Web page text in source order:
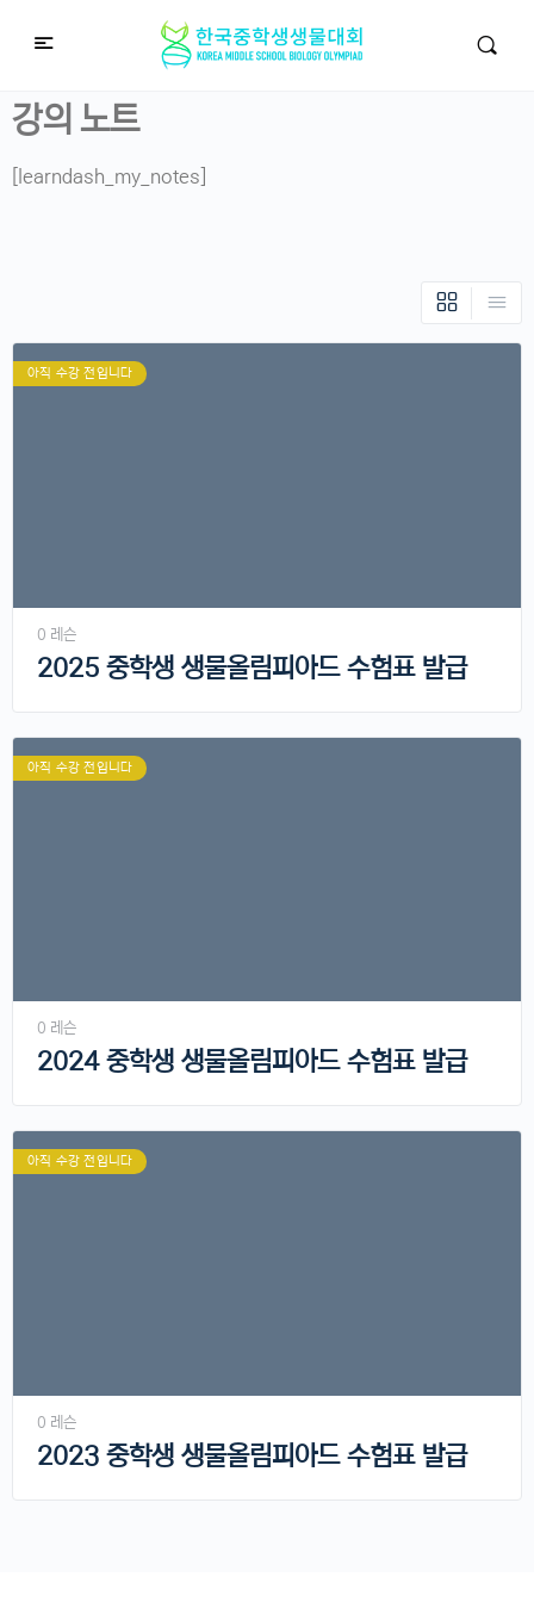
강의 노트
[learndash_my_notes]
아직 수강 전입니다
0 레슨
2025 중학생 생물올림피아드 수험표 발급
아직 수강 전입니다
0 레슨
2024 중학생 생물올림피아드 수험표 발급
아직 수강 전입니다
0 레슨
2023 중학생 생물올림피아드 수험표 발급